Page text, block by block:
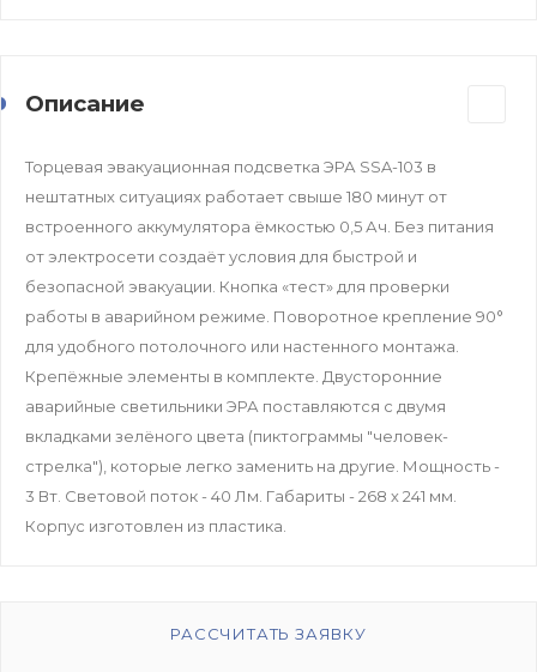
Описание
Торцевая эвакуационная подсветка ЭРА SSA-103 в
нештатных ситуациях работает свыше 180 минут от
встроенного аккумулятора ёмкостью 0,5 Ач. Без питания
от электросети создаёт условия для быстрой и
безопасной эвакуации. Кнопка «тест» для проверки
работы в аварийном режиме. Поворотное крепление 90°
для удобного потолочного или настенного монтажа.
Крепёжные элементы в комплекте. Двусторонние
аварийные светильники ЭРА поставляются с двумя
вкладками зелёного цвета (пиктограммы "человек-
стрелка"), которые легко заменить на другие. Мощность -
3 Вт. Световой поток - 40 Лм. Габариты - 268 х 241 мм.
Корпус изготовлен из пластика.
РАССЧИТАТЬ ЗАЯВКУ